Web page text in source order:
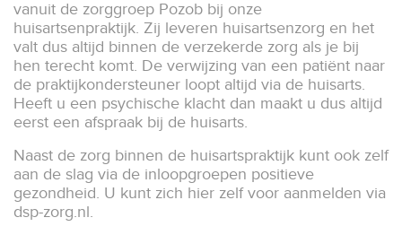
vanuit de zorggroep Pozob bij onze
huisartsenpraktijk. Zij leveren huisartsenzorg en het
valt dus altijd binnen de verzekerde zorg als je bij
hen terecht komt. De verwijzing van een patiënt naar
de praktijkondersteuner loopt altijd via de huisarts.
Heeft u een psychische klacht dan maakt u dus altijd
eerst een afspraak bij de huisarts.
Naast de zorg binnen de huisartspraktijk kunt ook zelf
aan de slag via de inloopgroepen positieve
gezondheid. U kunt zich hier zelf voor aanmelden via
dsp-zorg.nl.